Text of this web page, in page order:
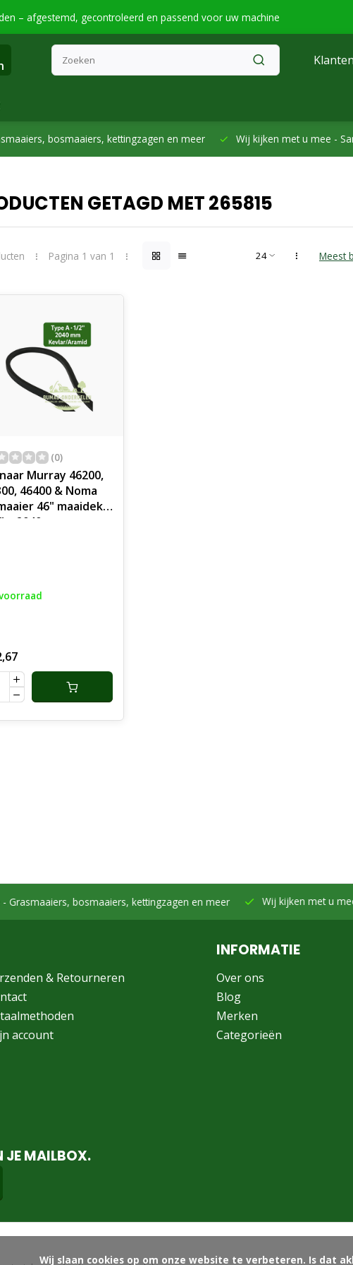
– afgestemd, gecontroleerd en passend voor uw machine
bosmaaiers, kettingzagen en meer Wij kijken met u mee -Samen
GETAGD MET 265815
Pagina 1 van 1 Meest
(0)
Murray 46200,
46400 & Noma
46" maaidek
x 2040 mm
bosmaaiers, kettingzagen en meer Wij kijken met u mee -
& Retourneren
account
INFORMATIE
Over ons
Blog
Merken
Categorieën
JE MAILBOX.